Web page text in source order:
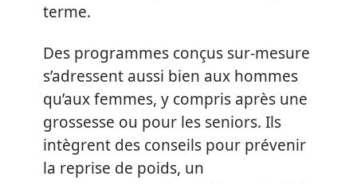
terme.
Des programmes conçus sur-mesure
s’adressent aussi bien aux hommes
qu’aux femmes, y compris après une
grossesse ou pour les seniors. Ils
intègrent des conseils pour prévenir
la reprise de poids, un